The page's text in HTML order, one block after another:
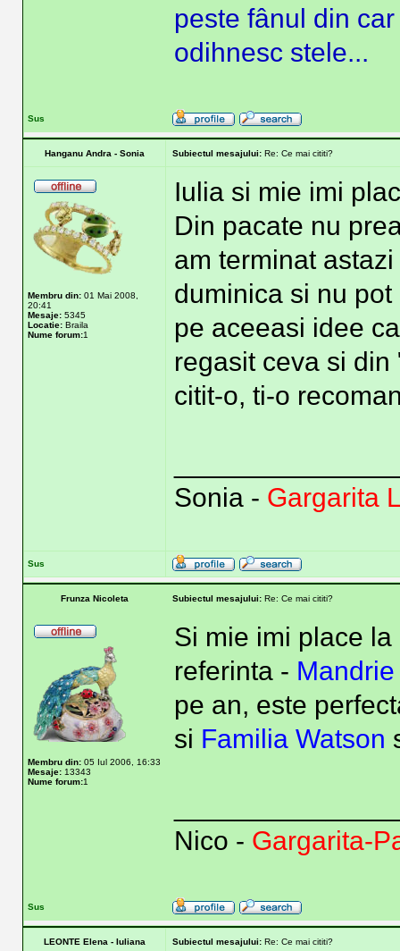
peste fânul din car
odihnesc stele...
Sus
Hanganu Andra - Sonia Subiectul mesajului: Re: Ce mai cititi?
Membru din: 01 Mai 2008,
20:41
Mesaje: 5345
Locatie: Braila
Nume forum:1
Iulia si mie imi
Din pacate nu
am terminat
duminica si nu
pe aceeasi idee
regasit ceva si
citit-o, ti-o
Sonia - Gargarita
Sus
Frunza Nicoleta Subiectul mesajului: Re: Ce mai cititi?
Membru din: 05 Iul 2006, 16:33
Mesaje: 13343
Nume forum:1
Si mie imi place
referinta -
pe an, este
si Familia Watson
Nico - Gargarita-
Sus
LEONTE Elena - Iuliana Subiectul mesajului: Re: Ce mai cititi?